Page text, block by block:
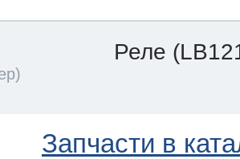
Реле
Запчасти в